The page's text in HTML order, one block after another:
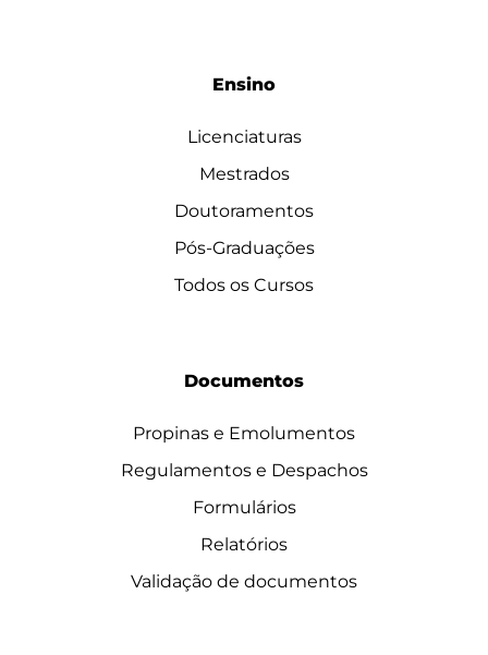
Ensino
Licenciaturas
Mestrados
Doutoramentos
Pós-Graduações
Todos os Cursos
Documentos
Propinas e Emolumentos
Regulamentos e Despachos
Formulários
Relatórios
Validação de documentos